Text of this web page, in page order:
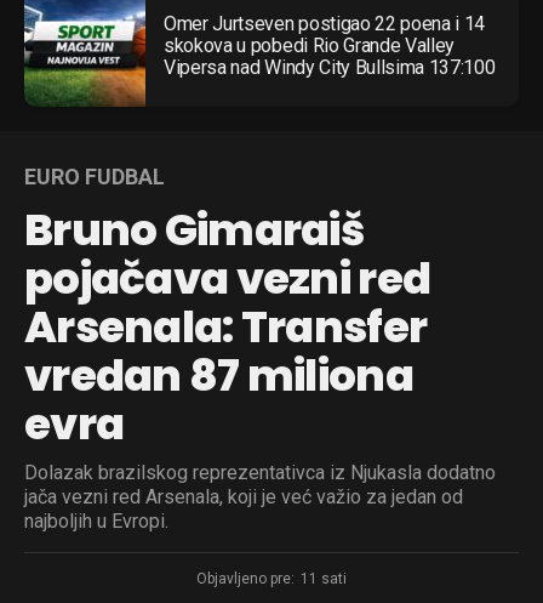
Omer Jurtseven postigao 22 poena i 14
skokova u pobedi Rio Grande Valley
Vipersa nad Windy City Bullsima 137:100
EURO FUDBAL
Bruno Gimaraiš
pojačava vezni red
Arsenala: Transfer
vredan 87 miliona
evra
Dolazak brazilskog reprezentativca iz Njukasla dodatno
jača vezni red Arsenala, koji je već važio za jedan od
najboljih u Evropi.
Objavljeno pre: 11 sati